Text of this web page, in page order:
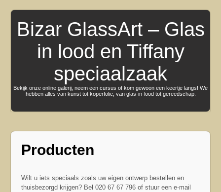
Bizar GlassArt – Glas
in lood en Tiffany
speciaalzaak
Bekijk onze online galerij, neem een cursus of kom gewoon een keertje langs! We
hebben alles van kunst tot koperfolie, van glas-in-lood tot gereedschap.
Producten
Wilt u iets speciaals zoals uw eigen ontwerp bestellen en
thuisbezorgd krijgen? Bel 020 67 67 796 of stuur een e-mail